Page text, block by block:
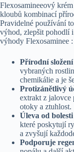
Flexosamineeový
kloubů kombinací
Pravidelné používání
výhod, zlepšit pohodlí
výhody Flexosaminee :
Přírodní složení
vybraných
chemikálie a je
Protizánětlivý
extrakt z jalovce
otoky a ztuhlost.
Úleva od bolesti
které poskytují
a zvyšují
Podporuje